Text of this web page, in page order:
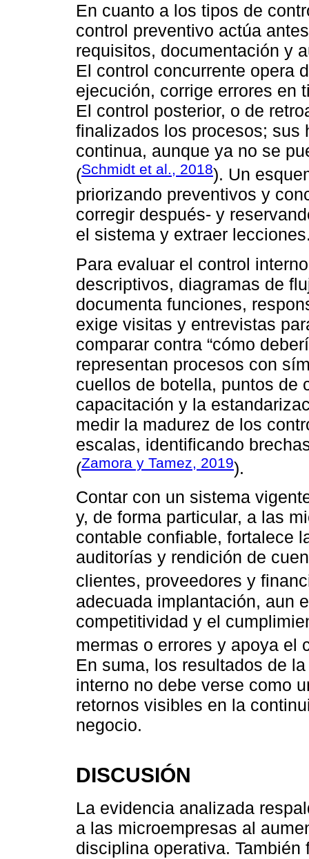
En cuanto a los tipos de
control preventivo actúa
requisitos, documentación y
El control concurrente opera
ejecución, corrige errores en
El control posterior, o de
finalizados los procesos; sus
continua, aunque ya no se
(Schmidt et al., 2018). Un
priorizando preventivos y
corregir después- y
el sistema y extraer
Para evaluar el control
descriptivos, diagramas de
documenta funciones,
exige visitas y entrevistas
comparar contra “cómo
representan procesos con
cuellos de botella, puntos de
capacitación y la
medir la madurez de los
escalas, identificando
(Zamora y Tamez, 2019).
Contar con un sistema
y, de forma particular, a las
contable confiable, fortalece
auditorías y rendición de
clientes, proveedores y
adecuada implantación, aun
competitividad y el
mermas o errores y apoya el
En suma, los resultados de
interno no debe verse como
retornos visibles en la
negocio.
DISCUSIÓN
La evidencia analizada
a las microempresas al
disciplina operativa.